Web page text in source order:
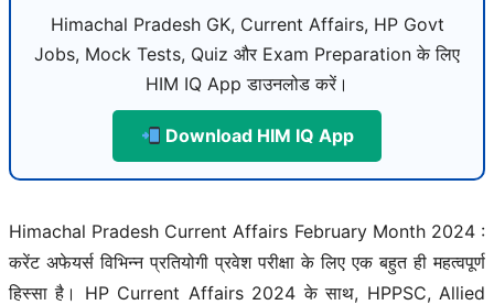
Himachal Pradesh GK, Current Affairs, HP Govt
Jobs, Mock Tests, Quiz और Exam Preparation के लिए
HIM IQ App डाउनलोड करें।
Download HIM IQ App
Himachal Pradesh Current Affairs February Month 2024 :
करेंट अफेयर्स विभिन्न प्रतियोगी प्रवेश परीक्षा के लिए एक बहुत ही महत्वपूर्ण
हिस्सा है। HP Current Affairs 2024 के साथ, HPPSC, Allied